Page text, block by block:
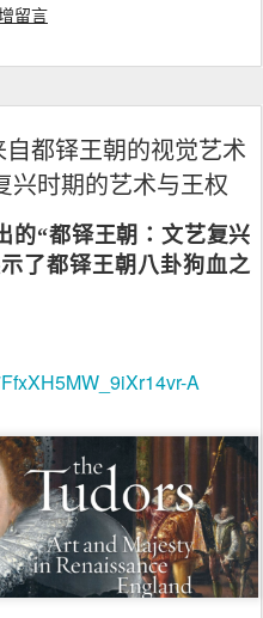
留言
都铎王朝的视觉艺术
兴时期的艺术与王权
的“都铎王朝：文艺复兴
了都铎王朝八卦狗血之
A